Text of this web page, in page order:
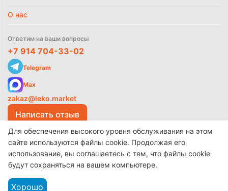
О нас
Ответим на ваши вопросы
+7 914 704-33-02
Telegram
Max
zakaz@leko.market
Написать отзыв
© 2017-2026 ООО «Леко»
Для обеспечения высокого уровня обслуживания на этом
сайте используются файлы cookie. Продолжая его
использование, вы соглашаетесь с тем, что файлы cookie
будут сохраняться на вашем компьютере.
Хорошо